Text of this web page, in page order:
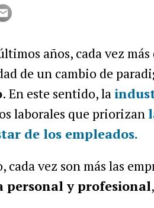
años, cada vez
de un cambio de
. En este sentido, la
laborales que priorizan
de los empleados.
cada vez son más las
personal y profesional